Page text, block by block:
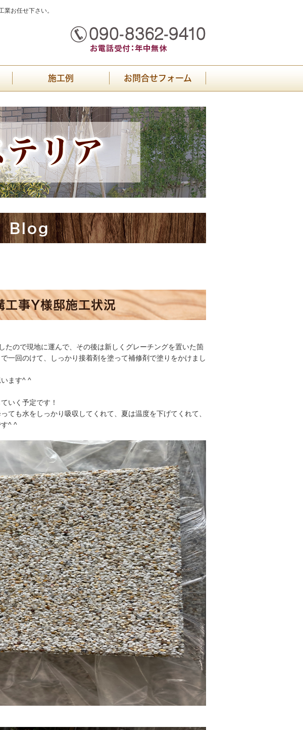
お任せ下さい。
施工例 お問合せフォーム
Blog
工事Y様邸施工状況
たので現地に運んで、その後は新しくグレーチングを置いた箇
一回のけて、しっかり接着剤を塗って補修剤で塗りをかけまし
ます^ ^
いく予定です！
ても水をしっかり吸収してくれて、夏は温度を下げてくれて、
^ ^